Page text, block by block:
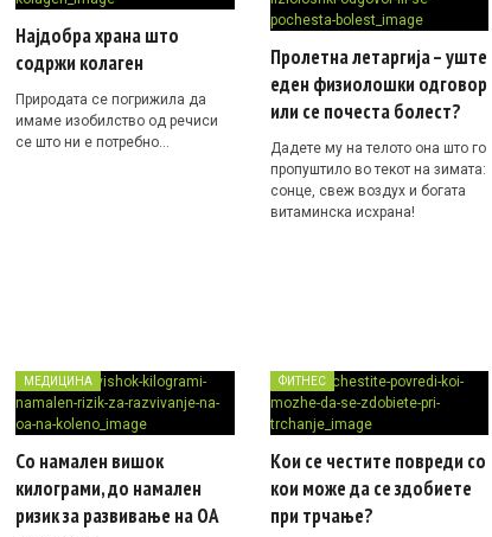
Најдобра храна што
содржи колаген
Природата се погрижила да
имаме изобилство од речиси
се што ни е потребно…
Пролетна летаргија – уште
еден физиолошки одговор
или се почеста болест?
Дадете му на телото она што го
пропуштило во текот на зимата:
сонце, свеж воздух и богата
витаминска исхрана!
МЕДИЦИНА
Со намален вишок
килограми, до намален
ризик за развивање на ОА
ФИТНЕС
Кои се честите повреди со
кои може да се здобиете
при трчање?